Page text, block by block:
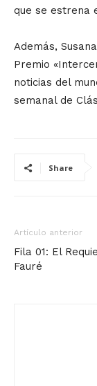
que se estrena
Además,
Premio
noticias del
semanal de
Share
Artículo anterior
Fila 01: El
Fauré